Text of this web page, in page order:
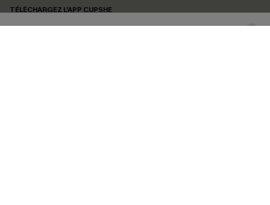
TÉLÉCHARGEZ L’APP CUPSHE